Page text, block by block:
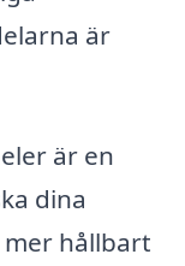
är
är en
dina
hållbart